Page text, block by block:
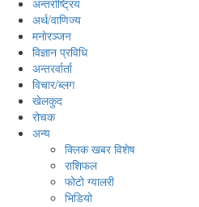
अन्तर्राष्ट्रिय
अर्थ/वाणिज्य
मनाेरञ्जन
विज्ञान प्रविधि
अन्तरर्वार्ता
विचार/ब्लग
खेलकुद
रोचक
अन्य
क्लिक खबर विशेष
राशिफल
फोटो ग्यालरी
भिडियो